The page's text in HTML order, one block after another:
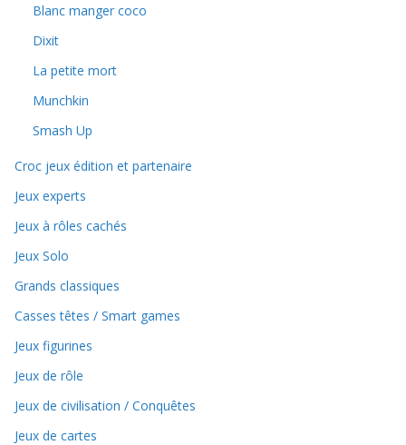
Blanc manger coco
Dixit
La petite mort
Munchkin
Smash Up
Croc jeux édition et partenaire
Jeux experts
Jeux à rôles cachés
Jeux Solo
Grands classiques
Casses têtes / Smart games
Jeux figurines
Jeux de rôle
Jeux de civilisation / Conquêtes
Jeux de cartes